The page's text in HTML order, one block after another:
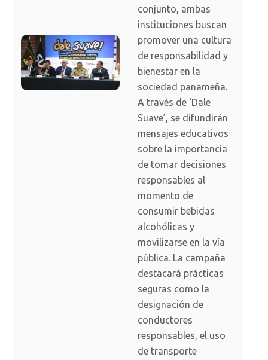
conjunto, ambas
instituciones buscan
promover una cultura
de responsabilidad y
bienestar en la
sociedad panameña.
A través de ‘Dale
Suave’, se difundirán
mensajes educativos
sobre la importancia
de tomar decisiones
responsables al
momento de
consumir bebidas
alcohólicas y
movilizarse en la vía
pública. La campaña
destacará prácticas
seguras como la
designación de
conductores
responsables, el uso
de transporte